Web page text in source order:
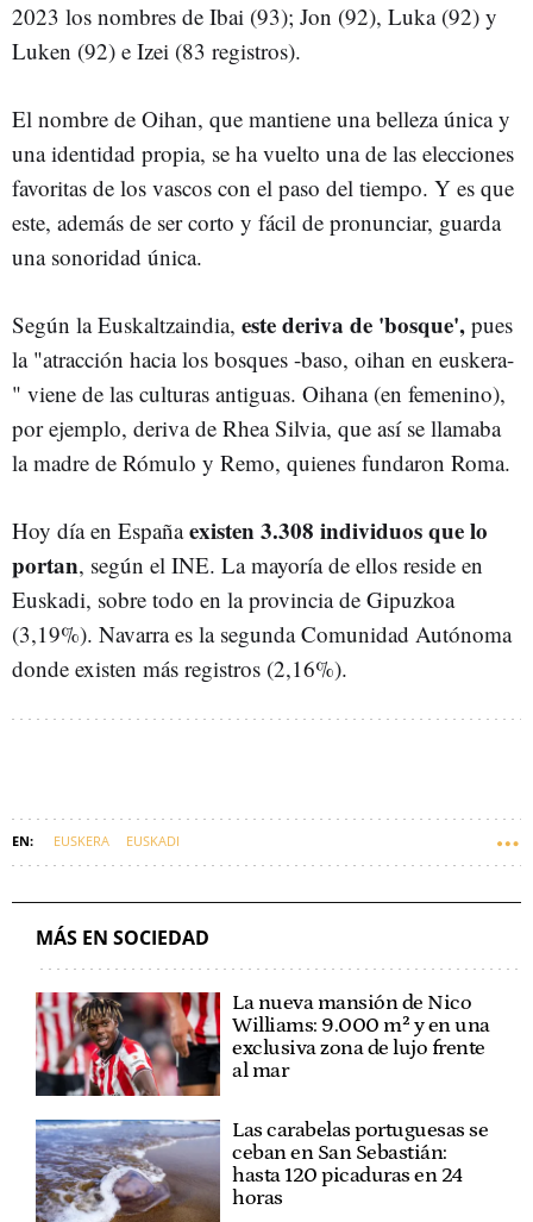
2023 los nombres de Ibai (93); Jon (92), Luka (92) y
Luken (92) e Izei (83 registros).
El nombre de Oihan, que mantiene una belleza única y
una identidad propia, se ha vuelto una de las elecciones
favoritas de los vascos con el paso del tiempo. Y es que
este, además de ser corto y fácil de pronunciar, guarda
una sonoridad única.
Según la Euskaltzaindia, este deriva de 'bosque', pues
la "atracción hacia los bosques -baso, oihan en euskera-
" viene de las culturas antiguas. Oihana (en femenino),
por ejemplo, deriva de Rhea Silvia, que así se llamaba
la madre de Rómulo y Remo, quienes fundaron Roma.
Hoy día en Españaexisten 3.308 individuos que lo
portan, según el INE. La mayoría de ellos reside en
Euskadi, sobre todo en la provincia de Gipuzkoa
(3,19%). Navarra es la segunda Comunidad Autónoma
donde existen más registros (2,16%).
EUSKERA EUSKADI
MÁS EN SOCIEDAD
La nueva mansión de Nico
Williams: 9.000 m² y en una
exclusiva zona de lujo frente
al mar
Las carabelas portuguesas se
ceban en San Sebastián:
hasta 120 picaduras en 24
horas